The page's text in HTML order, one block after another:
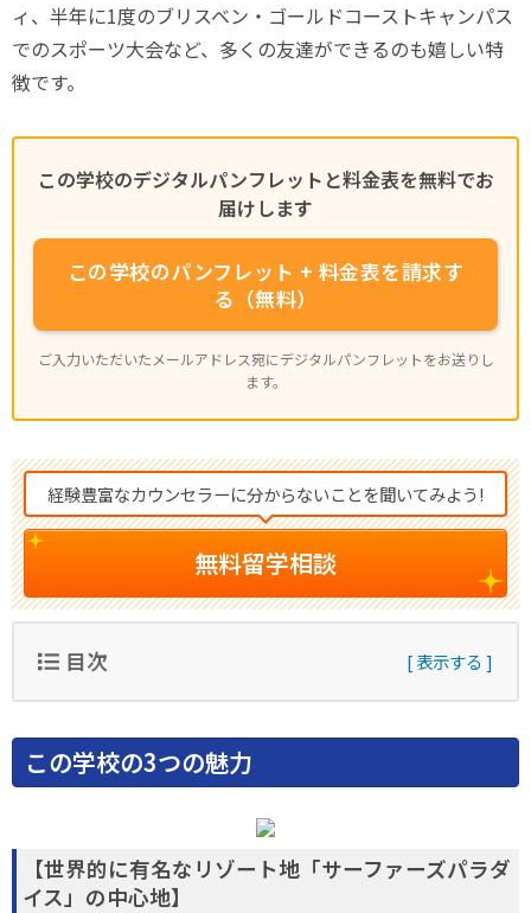
ィ、半年に1度のブリスベン・ゴールドコーストキャンパス
でのスポーツ大会など、多くの友達ができるのも嬉しい特
徴です。
この学校のデジタルパンフレットと料金表を無料でお
届けします
この学校のパンフレット + 料金表を請求す
る（無料）
ご入力いただいたメールアドレス宛にデジタルパンフレットをお送りし
ます。
経験豊富なカウンセラーに分からないことを聞いてみよう!
無料留学相談
目次
この学校の3つの魅力
【世界的に有名なリゾート地「サーファーズパラダ
イス」の中心地】